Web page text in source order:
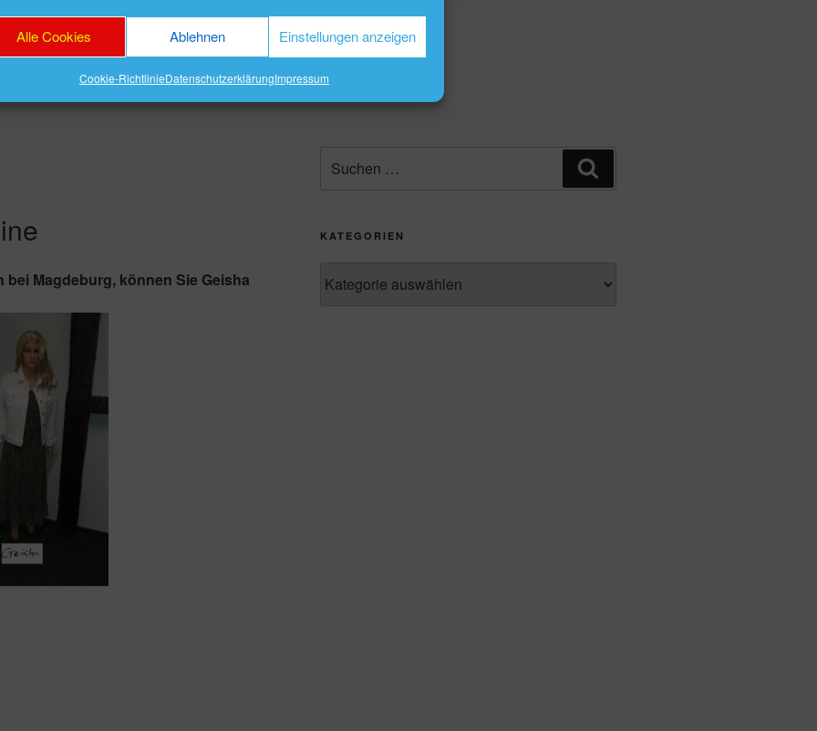
Alle Cookies Ablehnen Einstellungen anzeigen
Cookie-RichtlinieDatenschutzerklärungImpressum
ONLINE
bei Magdeburg, können Sie Geisha
nach:
KATEGORIEN